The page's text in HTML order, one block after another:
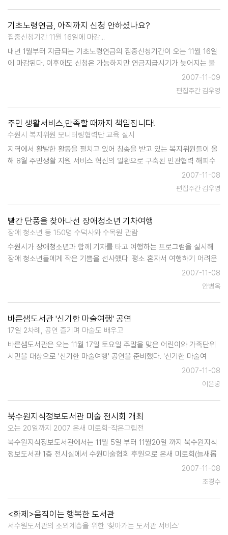
기초노령연금, 아직까지 신청 안하셨나요?
집중신청기간 11월 16일에 마감...
내년 1월부터 지급되는 기초노령연금의 집중신청기간이 오는 11월 16일
에 마감된다. 이후에도 신청은 가능하지만 연금지급시기가 늦어지는 불
이익을 당할 수도 있으므로 시는 기간 내에 신청해 주기를 바라고 있다.
수원시는 수급예상자 2만5854명 중에서 당연수급자를 제외한 2만1271
2007-11-09
편집주간 김우영
주민 생활서비스,만족할 때까지 책임집니다!
수원시 복지위원 모니터링협력단 교육 실시
지역에서 활발한 활동을 펼치고 있어 칭송을 받고 있는 복지위원들이 올
해 8월 주민생활 지원 서비스 혁신의 일환으로 구축된 민관협력 해피수
원공동체 내 모니터링협력단에 소속되어 앞으로 기존 복지위원 역할 외
에도 주민에게 제공되는 주민서비스의 전반적인 모니터링을 담당하게 된
2007-11-08
편집주간 김우영
빨간 단풍을 찾아나선 장애청소년 기차여행
장애 청소년 등 150명 수덕사와 수목원 관람
수원시가 장애청소년과 함께 기차를 타고 여행하는 프로그램을 실시해
장애 청소년들에게 작은 기쁨을 선사했다. 평소 혼자서 여행하기 어려운
장애청소년들에게 아름다운 여행의 추억을 만들어주고, 부모와의 유대관
계를 돈독히 하며, 사회적응능력을 키워나가기 위해 마련된 '기차와 함께
2007-11-08
안병옥
바른샘도서관 '신기한 마술여행' 공연
17일 2차례, 공연 즐기며 마술도 배우고
바른샘도서관은 오는 11월 17일 토요일 주말을 맞은 어린이와 가족단위
시민을 대상으로 '신기한 마술여행' 공연을 준비했다. '신기한 마술여
행'은 전문마술사의 공연으로 어린이들과 가족이 함께 즐기고 체험할 수
있도록 공연과 함께 마술 배워보기 시간을 함께 진행한다. 공연은 2회로
2007-11-08
이은녕
북수원지식정보도서관 미술 전시회 개최
오는 20일까지 2007 온새 미로회-작은그림전
북수원지식정보도서관에서는 11월 5일 부터 11월20일 까지 북수원지식
정보도서관 1층 전시실에서 수원미술협회 후원으로 온새 미로회(늘새롭
게란 순수 우리말) 회원전인 '작은 그림을 개최한다. 회원 작품 15점을 작
은그림전이란 주제 아래 전시한다.회원 작품 15점이 전시되며 도서관 이
2007-11-08
조경수
<화제>움직이는 행복한 도서관
서수원도서관의 소외계층을 위한 '찾아가는 도서관 서비스'